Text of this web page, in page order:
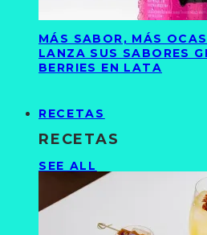
MÁS SABOR, MÁS
LANZA SUS SABORES
BERRIES EN LATA
RECETAS
RECETAS
SEE ALL